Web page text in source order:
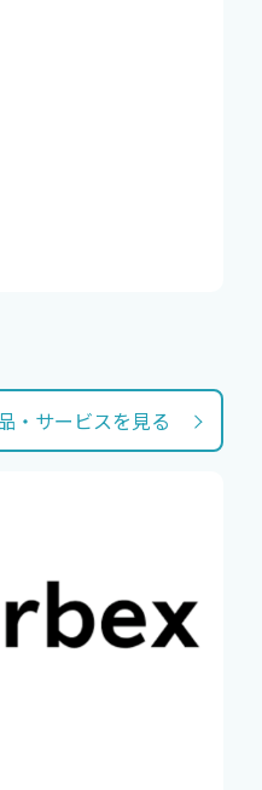
・サービスを見る